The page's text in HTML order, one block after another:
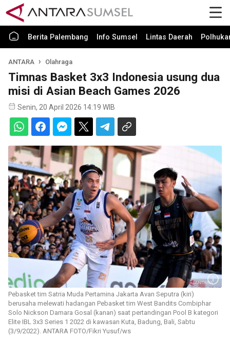
Berita Palembang Info Sumsel Lintas Daerah
ANTARA Olahraga
Timnas Basket 3x3 Indonesia usung dua
misi di Asian Beach Games 2026
Senin, 20 April 2026 14:19 WIB
Pebasket tim Satria Muda Pertamina Jakarta Avan Seputra (kiri)
berusaha melewati hadangan Pebasket tim West Bandits Combiphar
Solo Nickson Damara Gosal (kanan) saat pertandingan Pool B kategori
Elite IBL 3x3 Series 1 2022 di kawasan Kuta, Badung, Bali, Sabtu
(3/9/2022). ANTARA FOTO/Fikri Yusuf/ws